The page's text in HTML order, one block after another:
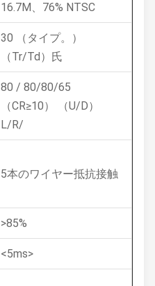
16.7M、76% NTSC
30 （タイプ。）
（Tr/Td）氏
80 / 80/80/65
（CR≥10） （U/D）
L/R/
5本のワイヤー抵抗接触
>85%
<5ms>